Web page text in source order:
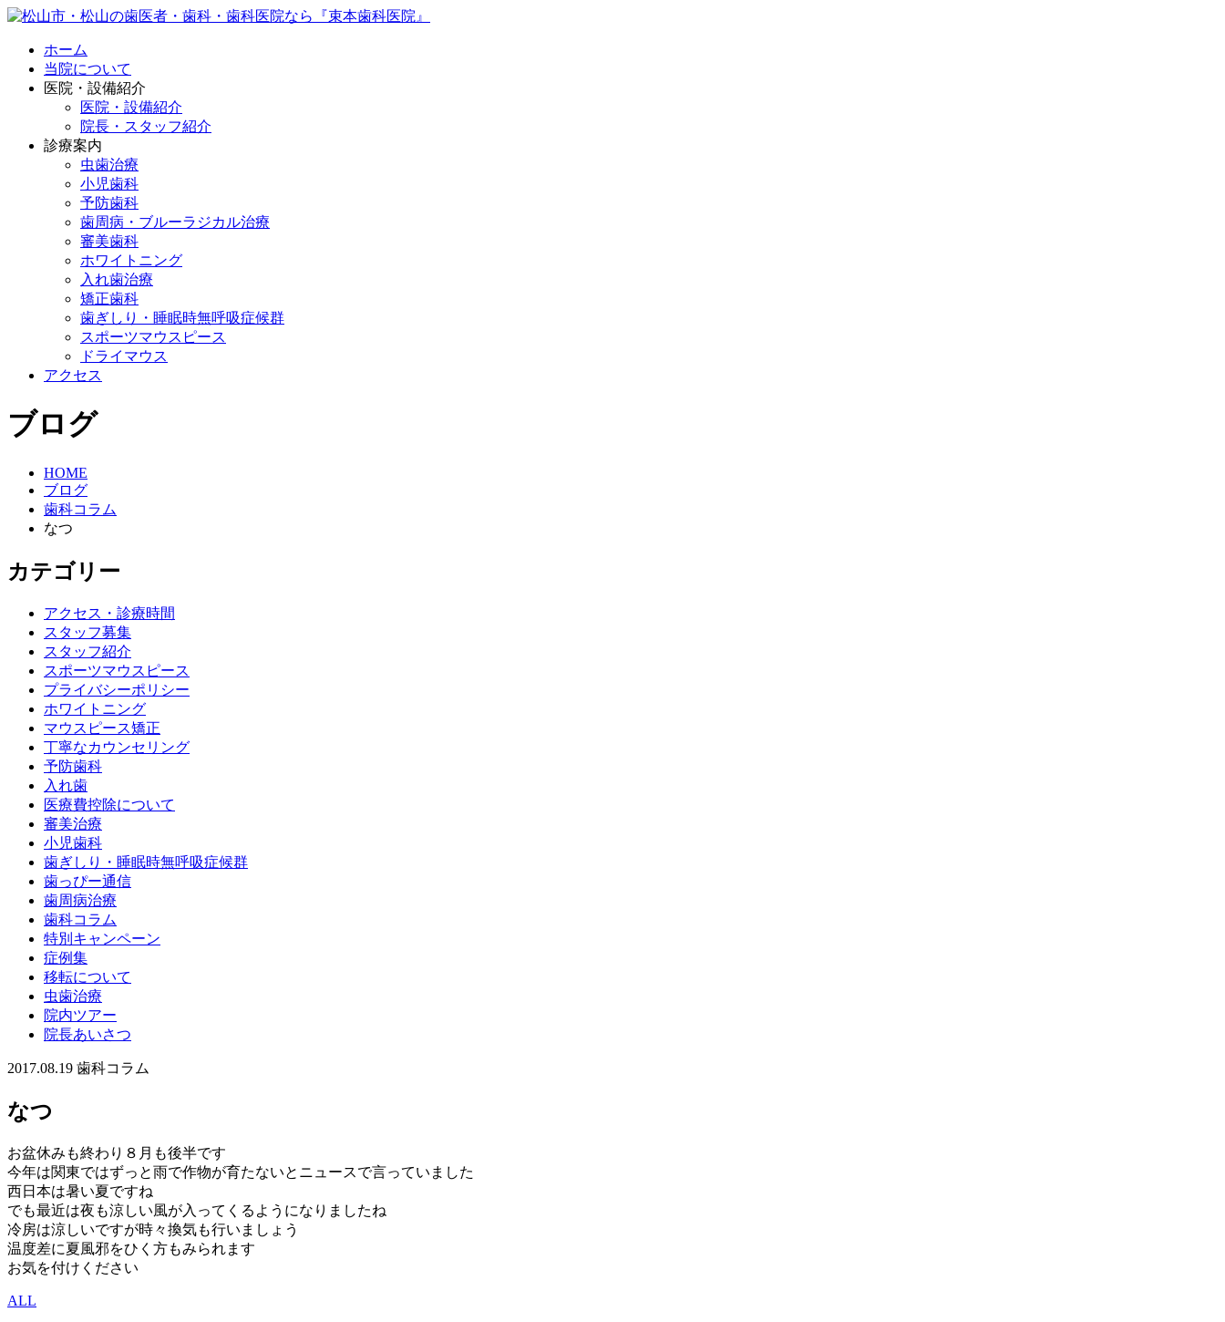
ホーム
当院について
医院・設備紹介
医院・設備紹介
院長・スタッフ紹介
診療案内
虫歯治療
小児歯科
予防歯科
歯周病・ブルーラジカル治療
審美歯科
ホワイトニング
入れ歯治療
矯正歯科
歯ぎしり・睡眠時無呼吸症候群
スポーツマウスピース
ドライマウス
アクセス
ブログ
HOME
ブログ
歯科コラム
なつ
カテゴリー
アクセス・診療時間
スタッフ募集
スタッフ紹介
スポーツマウスピース
プライバシーポリシー
ホワイトニング
マウスピース矯正
丁寧なカウンセリング
予防歯科
入れ歯
医療費控除について
審美治療
小児歯科
歯ぎしり・睡眠時無呼吸症候群
歯っぴー通信
歯周病治療
歯科コラム
特別キャンペーン
症例集
移転について
虫歯治療
院内ツアー
院長あいさつ
2017.08.19 歯科コラム
なつ
お盆休みも終わり８月も後半です
今年は関東ではずっと雨で作物が育たないとニュースで言っていました
西日本は暑い夏ですね
でも最近は夜も涼しい風が入ってくるようになりましたね
冷房は涼しいですが時々換気も行いましょう
温度差に夏風邪をひく方もみられます
お気を付けください
ALL